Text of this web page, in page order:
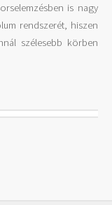
is nagy
rendszerét, hiszen
szélesebb körben